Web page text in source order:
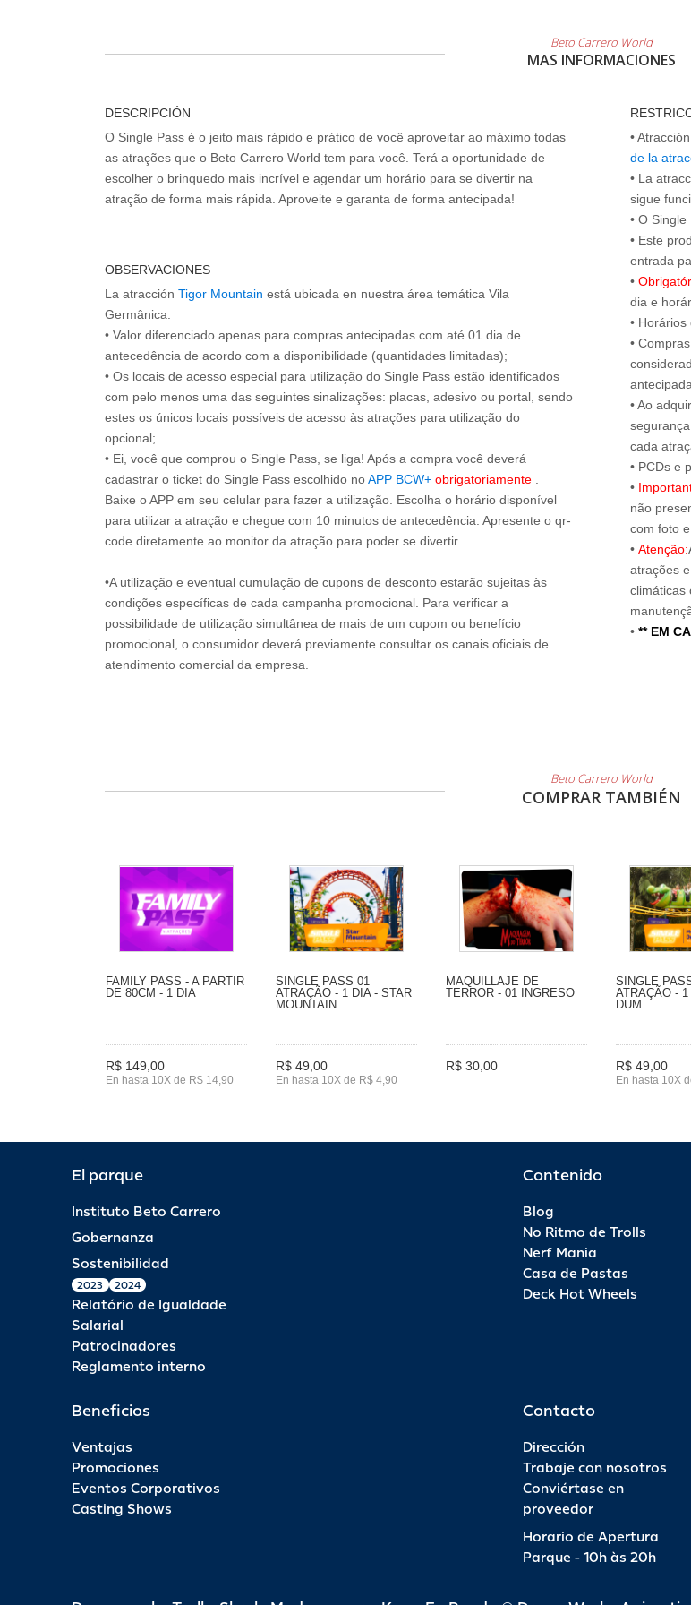
Beto Carrero World
MAS INFORMACIONES
DESCRIPCIÓN
O Single Pass é o jeito mais rápido e prático de você aproveitar ao máximo todas
as atrações que o Beto Carrero World tem para você. Terá a oportunidade de
escolher o brinquedo mais incrível e agendar um horário para se divertir na
atração de forma mais rápida. Aproveite e garanta de forma antecipada!
OBSERVACIONES
La atracción Tigor Mountain está ubicada en nuestra área temática Vila
Germânica.
• Valor diferenciado apenas para compras antecipadas com até 01 dia de
antecedência de acordo com a disponibilidade (quantidades limitadas);
• Os locais de acesso especial para utilização do Single Pass estão identificados
com pelo menos uma das seguintes sinalizações: placas, adesivo ou portal, sendo
estes os únicos locais possíveis de acesso às atrações para utilização do
opcional;
• Ei, você que comprou o Single Pass, se liga! Após a compra você deverá
cadastrar o ticket do Single Pass escolhido noAPP BCW+ obrigatoriamente
Baixe o APP em seu celular para fazer a utilização. Escolha o horário disponível
para utilizar a atração e chegue com 10 minutos de antecedência. Apresente o qr-
code diretamente ao monitor da atração para poder se divertir.
•A utilização e eventual cumulação de cupons de desconto estarão sujeitas às
condições específicas de cada campanha promocional. Para verificar a
possibilidade de utilização simultânea de mais de um cupom ou benefício
promocional, o consumidor deverá previamente consultar os canais oficiais de
atendimento comercial da empresa.
•
de la
• La
sigue
• O
• Este
entrada
•
dia e
•
•
• Ao
cada
• PCDs e
•
não
com foto
• Atenção:
atrações
climáticas
• ** EM
Beto Carrero World
COMPRAR TAMBIÉN
FAMILY PASS - A PARTIR
DE 80CM - 1 DIA
R$ 149,00
En hasta 10X de R$ 14,90
SINGLE PASS 01
ATRAÇÃO - 1 DIA - STAR
MOUNTAIN
R$ 49,00
En hasta 10X de R$ 4,90
MAQUILLAJE DE
TERROR - 01 INGRESO
R$ 30,00
SINGLE
ATRAÇÃO -
DUM
R$ 49,00
En hasta 10X
El parque
Instituto Beto Carrero
Gobernanza
Sostenibilidad
2023 2024
Relatório de Igualdade
Salarial
Patrocinadores
Reglamento interno
Contenido
Blog
No Ritmo de Trolls
Nerf Mania
Casa de Pastas
Deck Hot Wheels
Beneficios
Ventajas
Promociones
Eventos Corporativos
Casting Shows
Contacto
Dirección
Trabaje con nosotros
Conviértase en
proveedor
Horario de Apertura
Parque - 10h às 20h